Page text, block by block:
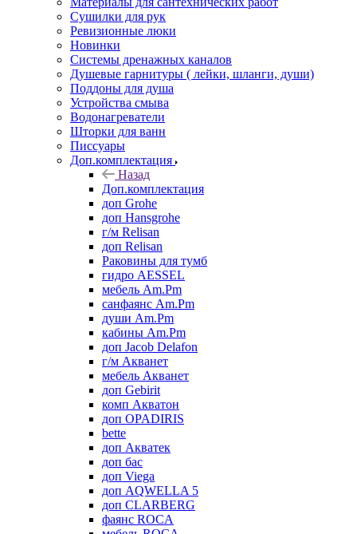
Сушилки для рук
Ревизионные люки
Новинки
Системы дренажных каналов
Душевые гарнитуры ( лейки, шланги, души)
Поддоны для душа
Устройства смыва
Водонагреватели
Шторки для ванн
Писсуары
Доп.комплектация
Назад
Доп.комплектация
доп Grohe
доп Hansgrohe
г/м Relisan
доп Relisan
Раковины для тумб
гидро AESSEL
мебель Am.Pm
санфаянс Am.Pm
души Am.Pm
кабины Am.Pm
доп Jacob Delafon
г/м Акванет
мебель Акванет
доп Gebirit
комп Акватон
доп OPADIRIS
bette
доп Акватек
доп бас
доп Viega
доп AQWELLA 5
доп CLARBERG
фаянс ROCA